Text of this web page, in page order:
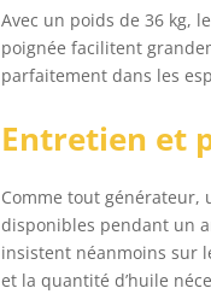
Avec un poids de 36 kg,
poignée facilitent
parfaitement dans les
Entretien et
Comme tout générateur,
disponibles pendant un
insistent néanmoins sur
et la quantité d’huile